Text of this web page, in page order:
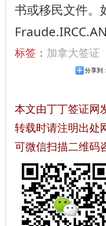
书或移民文件。
标签： 加拿大签证
分享到：
本文由丁丁签证网
转载时请注明出处
可微信扫描二维码